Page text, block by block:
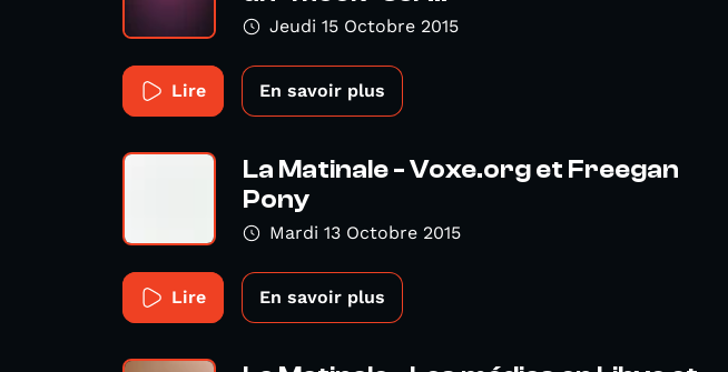
Jeudi 15 Octobre 2015
Lire En savoir plus
La Matinale - Voxe.org et Freegan
Pony
Mardi 13 Octobre 2015
Lire En savoir plus